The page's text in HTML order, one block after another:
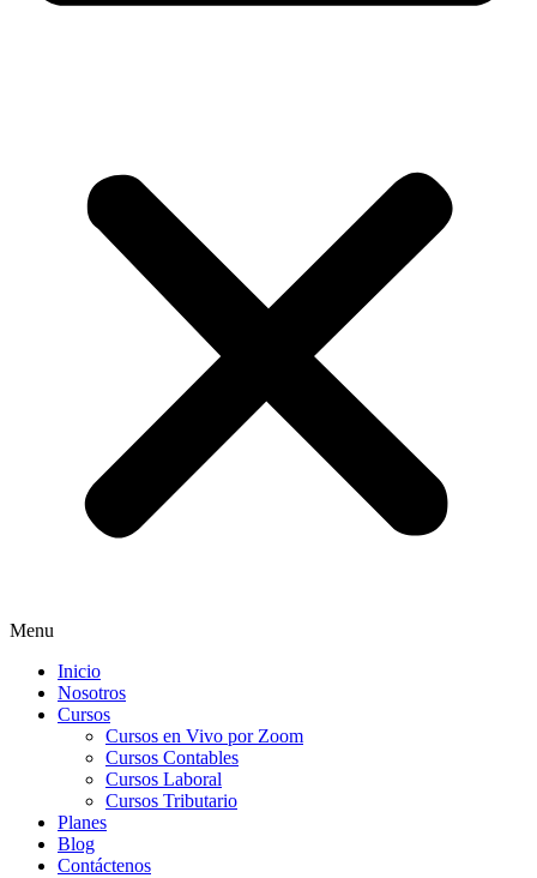
Menu
Inicio
Nosotros
Cursos
Cursos en Vivo por Zoom
Cursos Contables
Cursos Laboral
Cursos Tributario
Planes
Blog
Contáctenos